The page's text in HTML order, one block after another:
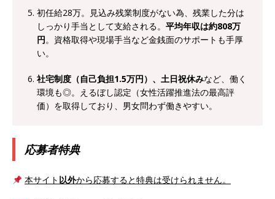
る ｜ 土日祝休み ｜ 年間休日124日 ｜ ギミック
体育会積極採用企業
れる仕事体験開催 】大阪勤務・転勤なし ｜ 関西
知名度抜群の総合不動産会社 ｜ マンション販売
[ 2026年5月14日 ] 【 28卒 ｜ 30分のオンライン
初任給28万。見込み残業制度がない為、残業した分は
しっかり手当として支給される。 平均年収は約808万
円。資格取得や現場手当など金銭面のサポートも手厚
い。
社宅制度（自己負担1.5万円）、土日祝休みなど、働く
環境も◎。えるぼし認定（女性活躍推進法の最高評
価）を取得しており、男女問わず働きやすい。
応募者特典
本サイト 以外から応募すると特典は受けられません。